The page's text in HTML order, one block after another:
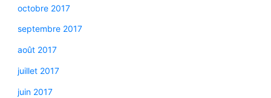
octobre 2017
septembre 2017
août 2017
juillet 2017
juin 2017